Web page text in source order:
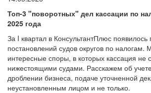
Топ-3 "поворотных" дел кассации по
2025 года
За I квартал в КонсультантПлюс
постановлений судов округов по налогам.
интересные споры, в которых кассация не
нижестоящими судами. Расскажем об
дроблении бизнеса, подаче уточненной
неустановленным лицом и не только.